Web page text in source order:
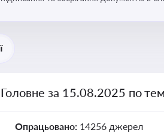
Головне за 15.08.2025 по
Опрацьовано: 14256 джерел